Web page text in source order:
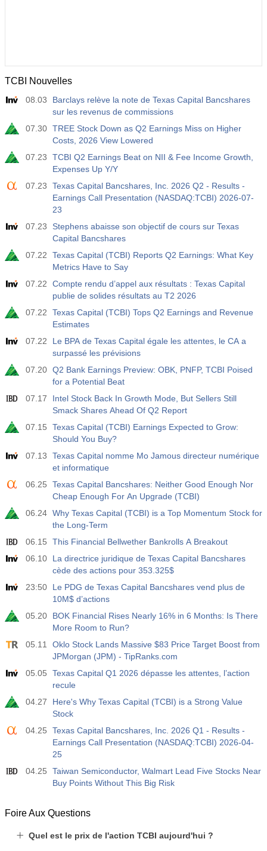
TCBI Nouvelles
08.03
Barclays relève la note de Texas Capital Bancshares
sur les revenus de commissions
07.30 TREE Stock Down as Q2 Earnings Miss on Higher
Costs, 2026 View Lowered
07.23
TCBI Q2 Earnings Beat on NII & Fee Income Growth,
Expenses Up Y/Y
07.23
Texas Capital Bancshares, Inc. 2026 Q2 - Results -
Earnings Call Presentation (NASDAQ:TCBI) 2026-07-
23
07.23
Stephens abaisse son objectif de cours sur Texas
Capital Bancshares
07.22
Texas Capital (TCBI) Reports Q2 Earnings: What Key
Metrics Have to Say
07.22
Compte rendu d’appel aux résultats : Texas Capital
publie de solides résultats au T2 2026
07.22
Texas Capital (TCBI) Tops Q2 Earnings and Revenue
Estimates
07.22
Le BPA de Texas Capital égale les attentes, le CA a
surpassé les prévisions
07.20 Q2 Bank Earnings Preview: OBK, PNFP, TCBI Poised
for a Potential Beat
07.17
Intel Stock Back In Growth Mode, But Sellers Still
Smack Shares Ahead Of Q2 Report
07.15
Texas Capital (TCBI) Earnings Expected to Grow:
Should You Buy?
07.13
Texas Capital nomme Mo Jamous directeur numérique
et informatique
06.25
Texas Capital Bancshares: Neither Good Enough Nor
Cheap Enough For An Upgrade (TCBI)
06.24 Why Texas Capital (TCBI) is a Top Momentum Stock for
the Long-Term
06.15
This Financial Bellwether Bankrolls A Breakout
06.10
La directrice juridique de Texas Capital Bancshares
cède des actions pour 353.325$
23:50
Le PDG de Texas Capital Bancshares vend plus de
10M$ d’actions
05.20
BOK Financial Rises Nearly 16% in 6 Months: Is There
More Room to Run?
05.11
Oklo Stock Lands Massive $83 Price Target Boost from
JPMorgan (JPM) - TipRanks.com
05.05
Texas Capital Q1 2026 dépasse les attentes, l’action
recule
04.27
Here's Why Texas Capital (TCBI) is a Strong Value
Stock
04.25
Texas Capital Bancshares, Inc. 2026 Q1 - Results -
Earnings Call Presentation (NASDAQ:TCBI) 2026-04-
25
04.25
Taiwan Semiconductor, Walmart Lead Five Stocks Near
Buy Points Without This Big Risk
Foire Aux Questions
Quel est le prix de l'action TCBI aujourd'hui ?